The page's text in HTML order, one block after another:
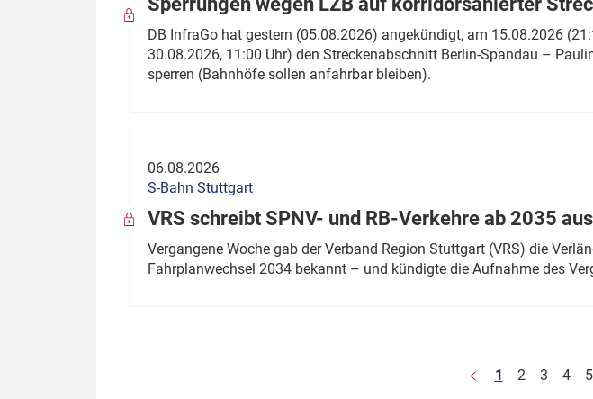
DB InfraGo hat gestern (05.08.2026) angekündigt, am 15.08.2026
30.08.2026, 11:00 Uhr) den Streckenabschnitt Berlin-Spandau –
sperren (Bahnhöfe sollen anfahrbar bleiben).
06.08.2026
S-Bahn Stuttgart
VRS schreibt SPNV- und RB-Verkehre ab 2035 aus
Vergangene Woche gab der Verband Region Stuttgart (VRS) die
Fahrplanwechsel 2034 bekannt – und kündigte die Aufnahme des
1 2 3 4 5